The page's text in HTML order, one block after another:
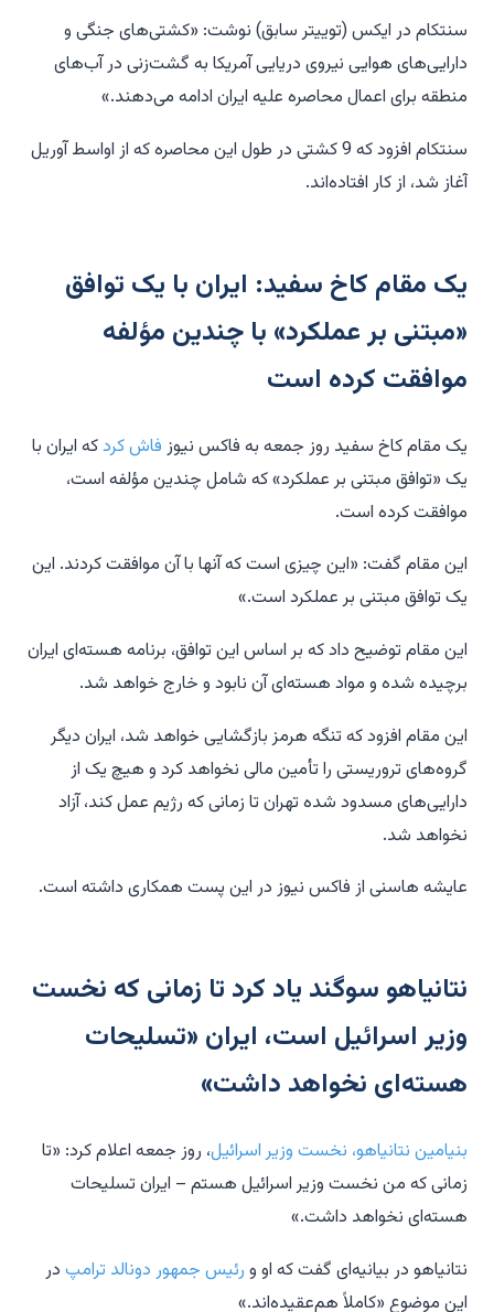
سنتکام در ایکس (توییتر سابق) نوشت: «کشتی‌های جنگی و
دارایی‌های هوایی نیروی دریایی آمریکا به گشت‌زنی در آب‌های
منطقه برای اعمال محاصره علیه ایران ادامه می‌دهند.»
سنتکام افزود که 9 کشتی در طول این محاصره که از اواسط آوریل
آغاز شد، از کار افتاده‌اند.
یک مقام کاخ سفید: ایران با یک توافق
«مبتنی بر عملکرد» با چندین مؤلفه
موافقت کرده است
یک مقام کاخ سفید روز جمعه به فاکس نیوز فاش کردکه ایران با
یک «توافق مبتنی بر عملکرد» که شامل چندین مؤلفه است،
موافقت کرده است.
این مقام گفت: «این چیزی است که آنها با آن موافقت کردند. این
یک توافق مبتنی بر عملکرد است.»
این مقام توضیح داد که بر اساس این توافق، برنامه هسته‌ای ایران
برچیده شده و مواد هسته‌ای آن نابود و خارج خواهد شد.
این مقام افزود که تنگه هرمز بازگشایی خواهد شد، ایران دیگر
گروه‌های تروریستی را تأمین مالی نخواهد کرد و هیچ یک از
دارایی‌های مسدود شده تهران تا زمانی که رژیم عمل کند، آزاد
نخواهد شد.
عایشه هاسنی از فاکس نیوز در این پست همکاری داشته است.
نتانیاهو سوگند یاد کرد تا زمانی که نخست
وزیر اسرائیل است، ایران «تسلیحات
هسته‌ای نخواهد داشت»
بنیامین نتانیاهو، نخست وزیر اسرائیل، روز جمعه اعلام کرد: «تا
زمانی که من نخست وزیر اسرائیل هستم – ایران تسلیحات
هسته‌ای نخواهد داشت.»
نتانیاهو در بیانیه‌ای گفت که او و رئیس جمهور دونالد ترامپ در
این موضوع «کاملاً هم‌عقیده‌اند.»